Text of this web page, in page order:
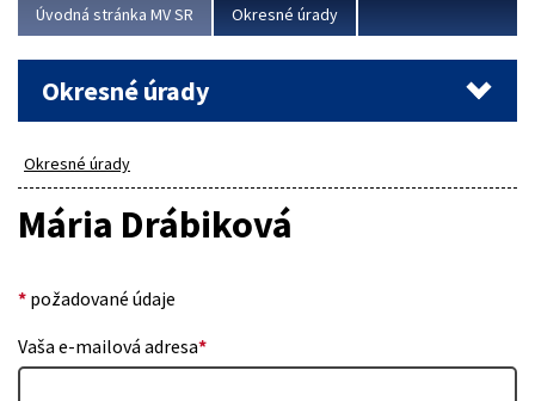
Viac
Úvodná stránka MV SR Okresné úrady
Okresné úrady
Okresné úrady
Mária Drábiková
* požadované údaje
Vaša e-mailová adresa*